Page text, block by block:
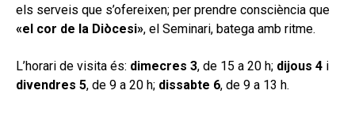
els serveis que s’ofereixen; per prendre consciència que
«el cor de la Diòcesi», el Seminari, batega amb ritme.
L’horari de visita és: dimecres 3, de 15 a 20 h; dijous 4 i
divendres 5, de 9 a 20 h; dissabte 6, de 9 a 13 h.